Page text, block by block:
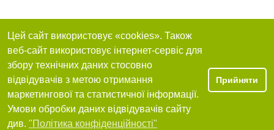
Цей сайт використовує «cookies». Також
веб-сайт використовує інтернет-сервіс для
збору технічних даних стосовно
відвідувачів з метою отримання
маркетингової та статистичної інформації.
Умови обробки даних відвідувачів сайту
див. "Політика конфіденційності"
Прийняти